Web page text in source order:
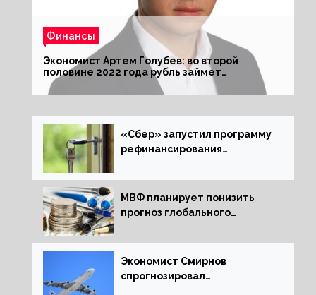
Финансы
Экономист Артем Голубев: во второй
половине 2022 года рубль займет
комфортный курс
«Сбер» запустил программу
рефинансирования
МВФ планирует понизить
прогноз глобального
следующем отчете
Экономист Смирнов
спрогнозировал